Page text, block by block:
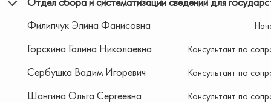
Филипчук Элина Фанисовна
Горскина Галина Николаевна Консультант по
Сербушка Вадим Игоревич Консультант по
Шангина Ольга Сергеевна Консультант по